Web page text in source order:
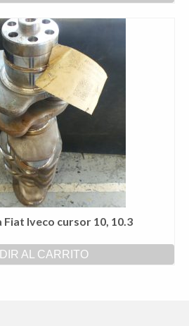
Fiat Iveco cursor 10, 10.3
AL CARRITO